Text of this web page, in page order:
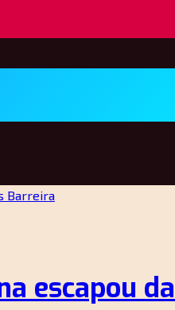
escapou